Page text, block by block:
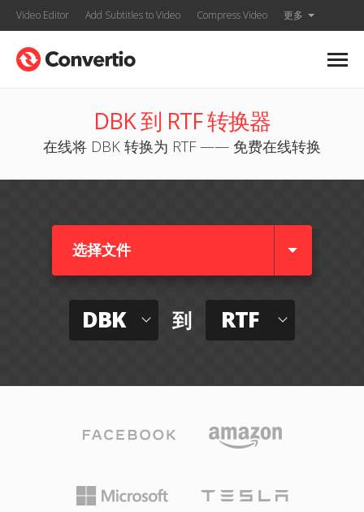
Video Editor Add Subtitles to Video Compress Video 更多
DBK 到 RTF 转换器
在线将 DBK 转换为 RTF —— 免费在线转换
选择文件
DBK 到 RTF